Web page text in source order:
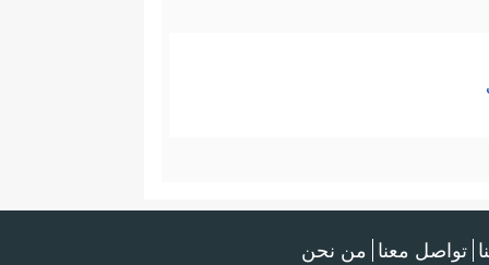
تواصل معنا من نحن